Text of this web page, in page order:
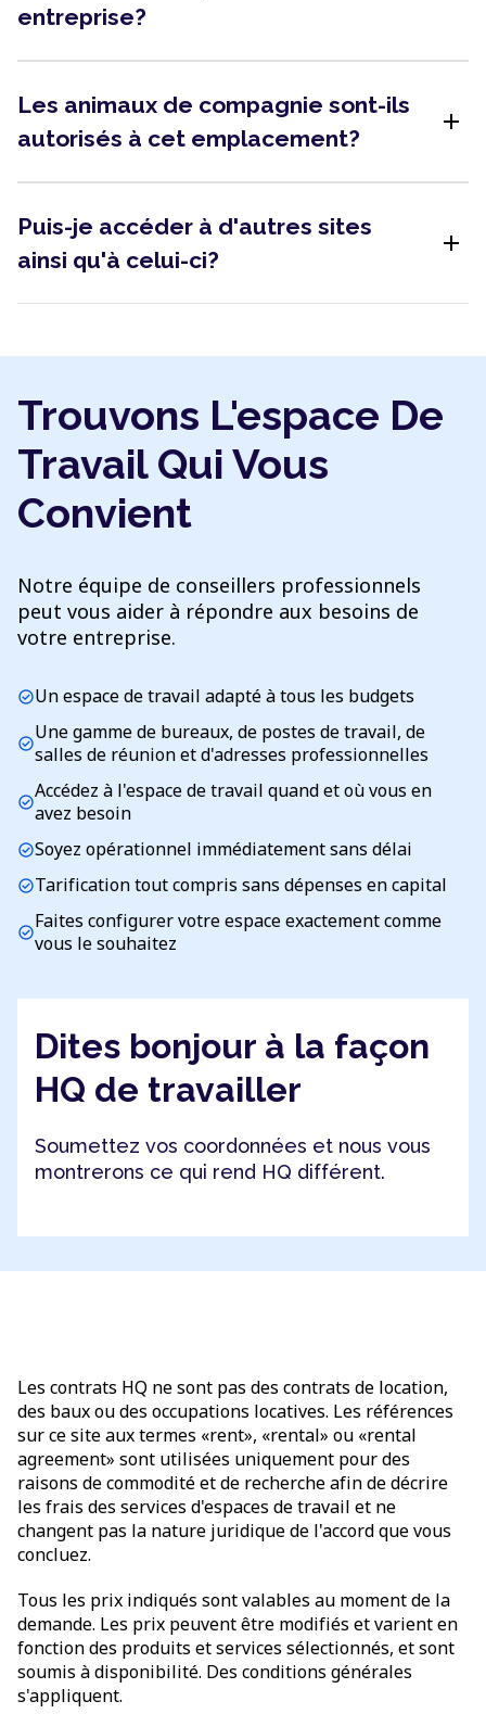
entreprise?
Les animaux de compagnie sont-ils
autorisés à cet emplacement?
add
Puis-je accéder à d'autres sites
ainsi qu'à celui-ci?
add
Trouvons L'espace De
Travail Qui Vous
Convient
Notre équipe de conseillers professionnels
peut vous aider à répondre aux besoins de
votre entreprise.
check_circleUn espace de travail adapté à tous les budgets
check_circleUne gamme de bureaux, de postes de travail, de
salles de réunion et d'adresses professionnelles
check_circleAccédez à l'espace de travail quand et où vous en
avez besoin
check_circleSoyez opérationnel immédiatement sans délai
check_circleTarification tout compris sans dépenses en capital
check_circleFaites configurer votre espace exactement comme
vous le souhaitez
Dites bonjour à la façon
HQ de travailler
Soumettez vos coordonnées et nous vous
montrerons ce qui rend HQ différent.
Les contrats HQ ne sont pas des contrats de location,
des baux ou des occupations locatives. Les références
sur ce site aux termes «rent», «rental» ou «rental
agreement» sont utilisées uniquement pour des
raisons de commodité et de recherche afin de décrire
les frais des services d'espaces de travail et ne
changent pas la nature juridique de l'accord que vous
concluez.
Tous les prix indiqués sont valables au moment de la
demande. Les prix peuvent être modifiés et varient en
fonction des produits et services sélectionnés, et sont
soumis à disponibilité. Des conditions générales
s'appliquent.